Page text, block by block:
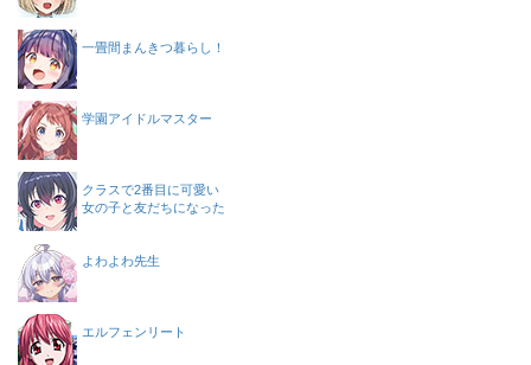
一畳間まんきつ暮らし！
学園アイドルマスター
クラスで2番目に可愛い
女の子と友だちになった
よわよわ先生
エルフェンリート